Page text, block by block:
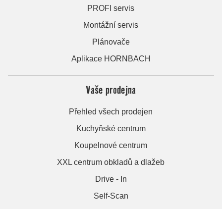
PROFI servis
Montážní servis
Plánovače
Aplikace HORNBACH
Vaše prodejna
Přehled všech prodejen
Kuchyňské centrum
Koupelnové centrum
XXL centrum obkladů a dlažeb
Drive - In
Self-Scan